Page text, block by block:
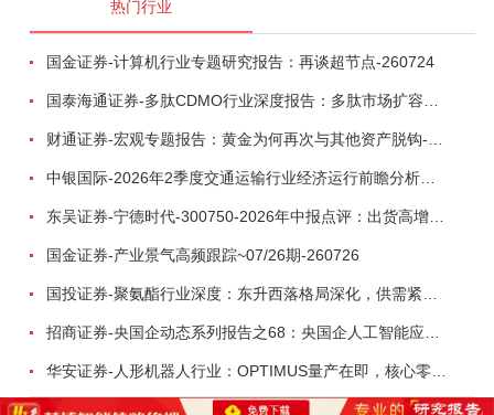
热门行业
国金证券-计算机行业专题研究报告：再谈超节点-260724
中银国际-2026年2季度交通运输行业经济运行前瞻分析：地缘冲突致航运和航空景气度分化，交通基础设施板块总体呈现稳健特征-260724
东吴证券-宁德时代-300750-2026年中报点评：出货高增业绩稳健，回购彰显龙头信心-260726
国金证券-产业景气高频跟踪~07/26期-260726